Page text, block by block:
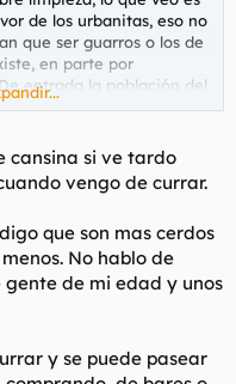
de los urbanitas, eso no
que ser guarros o los de
en parte por
entrada la población del
mayor se baña
que comentaban
y citadina de bañarse en
y, sobre todo, el agua
que me bañaron alguna
intemperie, recuerdo
fría (ya corriente) en
que nada que ver el
con lo que luego
cansina si ve tardo
vengo de currar.
que son mas cerdos
No hablo de
de mi edad y unos
y se puede pasear